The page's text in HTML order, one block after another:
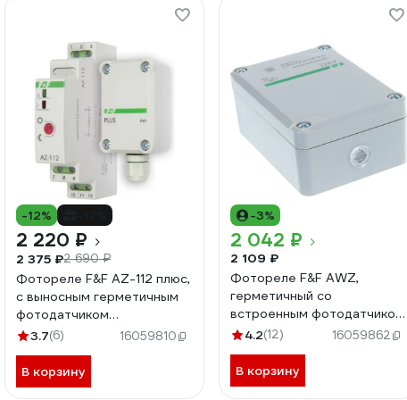
-12%
2 220 ₽
2 375 ₽2 690 ₽
Фотореле F&F AZ-112 плюс,
с выносным герметичным
фотодатчиком
EA01.001.014
3.7(6) 16059810
В корзину
-3%
2 042 ₽
2 109 ₽
Фотореле F&F AWZ,
герметичный со
встроенным фотодатчиком
и внутренним
EA01.001.003
4.2(12) 16059862
В корзину